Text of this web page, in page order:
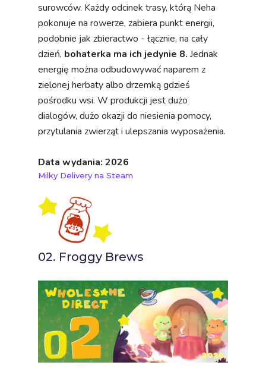
surowców. Każdy odcinek trasy, którą Neha
pokonuje na rowerze, zabiera punkt energii,
podobnie jak zbieractwo - łącznie, na cały
dzień, bohaterka ma ich jedynie 8. Jednak
energię można odbudowywać naparem z
zielonej herbaty albo drzemką gdzieś
pośrodku wsi. W produkcji jest dużo
dialogów, dużo okazji do niesienia pomocy,
przytulania zwierząt i ulepszania wyposażenia.
Data wydania: 2026
Milky Delivery na Steam
02. Froggy Brews